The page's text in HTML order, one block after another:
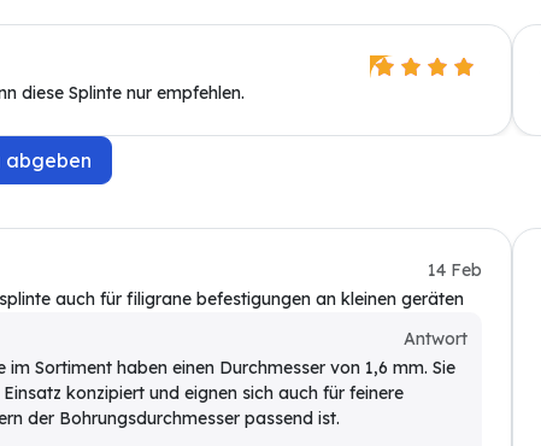
diese Splinte nur empfehlen.
abgeben
14 Feb
auch für filigrane befestigungen an kleinen geräten
Antwort
im Sortiment haben einen Durchmesser von 1,6 mm. Sie
konzipiert und eignen sich auch für feinere
der Bohrungsdurchmesser passend ist.